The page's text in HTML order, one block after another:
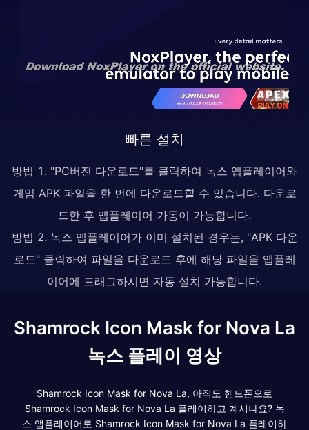
빠른 설치
방법 1. "PC버전 다운로드"를 클릭하여 녹스 앱플레이어와
게임 APK 파일을 한 번에 다운로드할 수 있습니다. 다운로
드한 후 앱플레이어 가동이 가능합니다.
방법 2. 녹스 앱플레이어가 이미 설치된 경우는, "APK 다운
로드" 클릭하여 파일을 다운로드 후에 해당 파일을 앱플레
이어에 드래그하시면 자동 설치 가능합니다.
Shamrock Icon Mask for Nova La
녹스 플레이 영상
Shamrock Icon Mask for Nova La, 아직도 핸드폰으로
Shamrock Icon Mask for Nova La 플레이하고 계시나요? 녹
스 앱플레이어로 Shamrock Icon Mask for Nova La 플레이하